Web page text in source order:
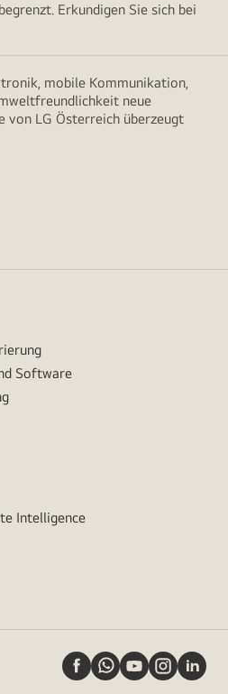
Erkundigen Sie sich bei
mobile Kommunikation,
neue
von LG Österreich überzeugt
Software
Intelligence